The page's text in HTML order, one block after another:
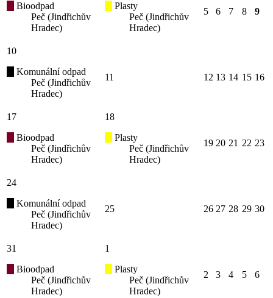
Bioodpad
Peč (Jindřichův
Hradec)
Plasty
Peč (Jindřichův
Hradec)
5 6 7 8 9
10
Komunální odpad
Peč (Jindřichův
Hradec)
11 12 13 14 15 16
17
Bioodpad
Peč (Jindřichův
Hradec)
18
Plasty
Peč (Jindřichův
Hradec)
19 20 21 22 23
24
Komunální odpad
Peč (Jindřichův
Hradec)
25 26 27 28 29 30
31
Bioodpad
Peč (Jindřichův
Hradec)
1
Plasty
Peč (Jindřichův
Hradec)
2 3 4 5 6